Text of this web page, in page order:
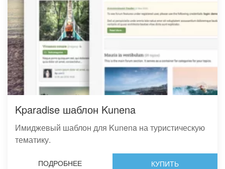
Kparadise шаблон Kunena
Имиджевый шаблон для Kunena на туристическую
тематику.
ПОДРОБНЕЕ КУПИТЬ